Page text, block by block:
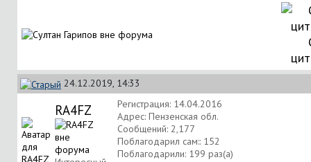
24.12.2019, 14:33
RA4FZ
Регистрация: 14.04.2016
Адрес: Пензенская обл.
Сообщений: 2,177
Поблагодарил сам:: 152
Поблагодарили: 199 раз(а)